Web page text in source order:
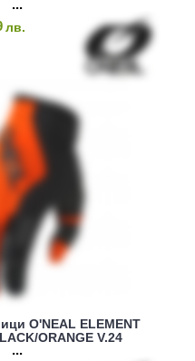
лв.
O'NEAL ELEMENT
ORANGE V.24